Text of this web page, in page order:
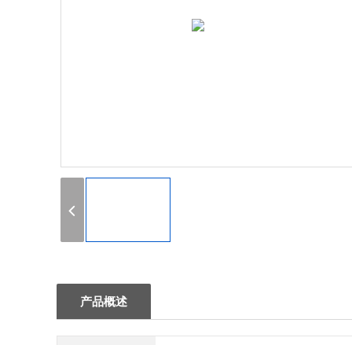
产品概述